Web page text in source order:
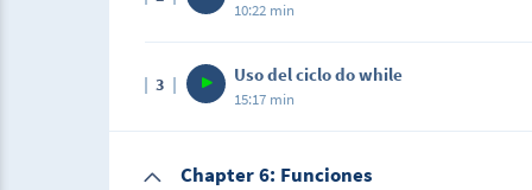
10:22 min
3 Uso del ciclo do while
15:17 min
Chapter 6: Funciones